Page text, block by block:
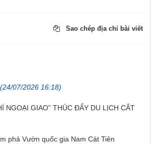
Sao chép địa chỉ bài viết
(24/07/2026 16:18)
NGOẠI GIAO” THÚC ĐẨY DU LỊCH CẤT
phá Vườn quốc gia Nam Cát Tiên